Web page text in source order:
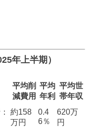
年上半期）
平均削
減費用
平均
年利
平均世
帯年収
約158
万円
0.4
6％
620万
円